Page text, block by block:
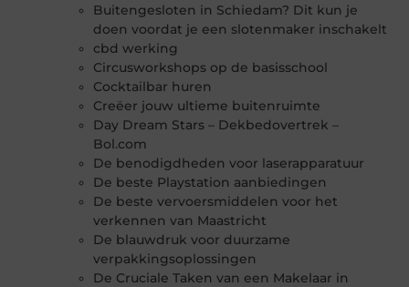
Buitengesloten in Schiedam? Dit kun je
doen voordat je een slotenmaker inschakelt
cbd werking
Circusworkshops op de basisschool
Cocktailbar huren
Creëer jouw ultieme buitenruimte
Day Dream Stars – Dekbedovertrek –
Bol.com
De benodigdheden voor laserapparatuur
De beste Playstation aanbiedingen
De beste vervoersmiddelen voor het
verkennen van Maastricht
De blauwdruk voor duurzame
verpakkingsoplossingen
De Cruciale Taken van een Makelaar in